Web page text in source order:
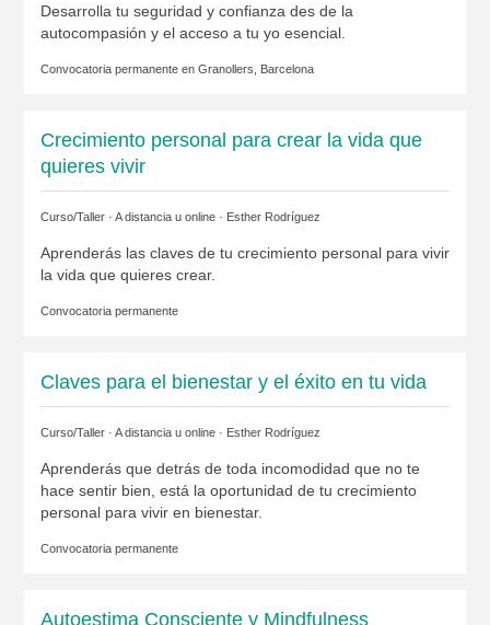
Desarrolla tu seguridad y confianza des de la
autocompasión y el acceso a tu yo esencial.
Convocatoria permanente en Granollers, Barcelona
Crecimiento personal para crear la vida que
quieres vivir
Curso/Taller · A distancia u online · Esther Rodríguez
Aprenderás las claves de tu crecimiento personal para vivir
la vida que quieres crear.
Convocatoria permanente
Claves para el bienestar y el éxito en tu vida
Curso/Taller · A distancia u online · Esther Rodríguez
Aprenderás que detrás de toda incomodidad que no te
hace sentir bien, está la oportunidad de tu crecimiento
personal para vivir en bienestar.
Convocatoria permanente
Autoestima Consciente y Mindfulness